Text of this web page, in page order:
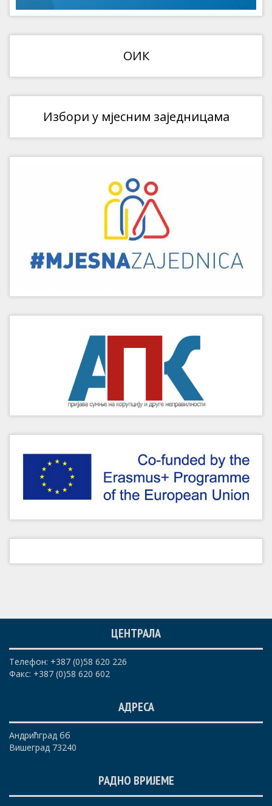
ОИК
Избори у мјесним заједницама
ЦЕНТРАЛА
Телефон: +387 (0)58 620 226
Факс: +387 (0)58 620 602
АДРЕСА
Андрићград бб
Вишеград 73240
РАДНО ВРИЈЕМЕ